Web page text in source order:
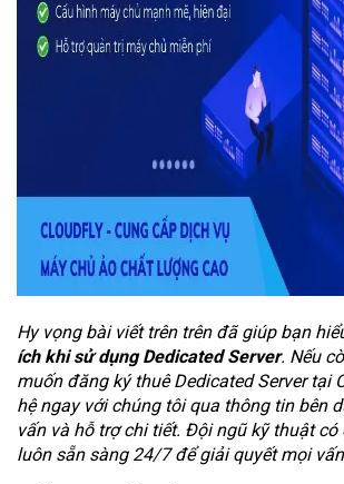
Hy vọng bài viết trên trên đã giúp bạn
ích khi sử dụng Dedicated Server. Nếu
muốn đăng ký thuê Dedicated Server tại
hệ ngay với chúng tôi qua thông tin bên
vấn và hỗ trợ chi tiết. Đội ngũ kỹ thuật có
luôn sẵn sàng 24/7 để giải quyết mọi